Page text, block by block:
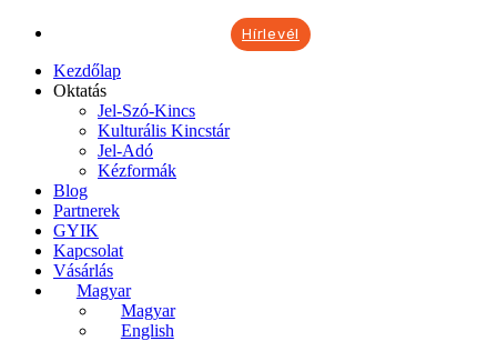
Hírlevél
Kezdőlap
Oktatás
Jel-Szó-Kincs
Kulturális Kincstár
Jel-Adó
Kézformák
Blog
Partnerek
GYIK
Kapcsolat
Vásárlás
Magyar
Magyar
English